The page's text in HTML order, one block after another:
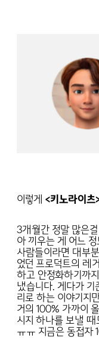
이렇게 <키노라이츠
3개월간 정말 많은
아 끼우는 게 어느
사람들이라면 대부
었던 프로덕트의 레
하고 안정화하기까
냈습니다. 게다가 기
리로 하는 이야기지
거의 100% 가까이
시지 하나를 보낼 때
ㅠㅠ 지금은 동접자